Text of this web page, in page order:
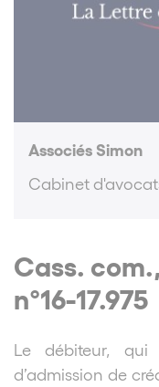
Associés Simon
Cabinet
Cass.
n°16-17.975
Le débiteur, qui
d’admission de